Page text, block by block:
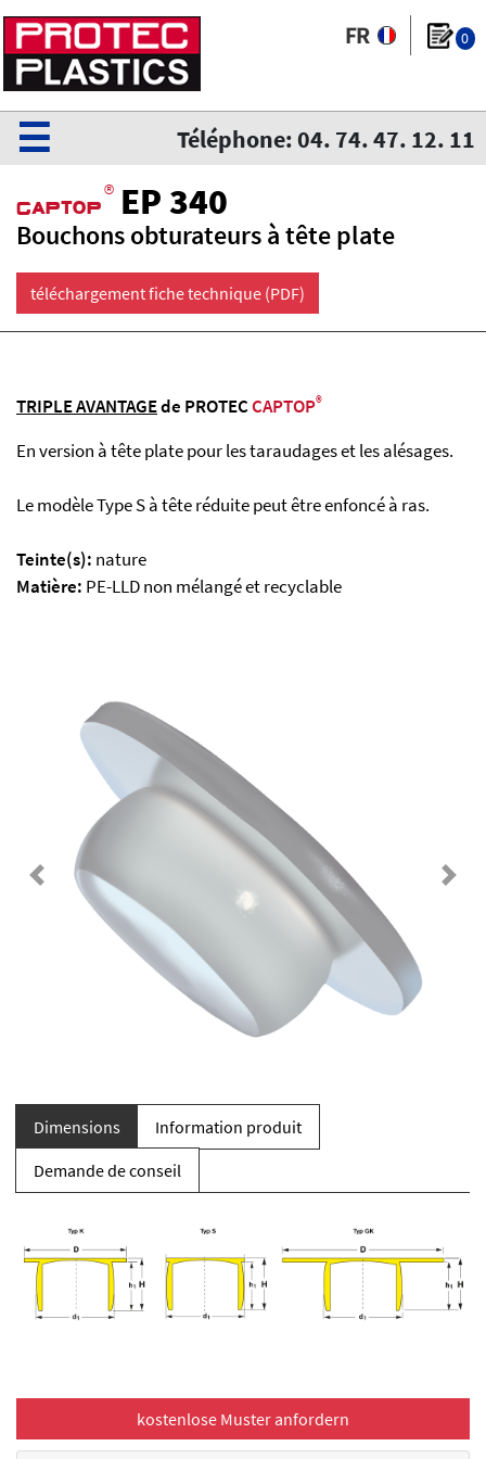
0
Téléphone: 04. 74. 47. 12. 11
☰
CaPtoP ® EP 340
Bouchons obturateurs à tête plate
téléchargement fiche technique (PDF)
TRIPLE AVANTAGEde PROTECCAPTOP®
En version à tête plate pour les taraudages et les alésages.
Le modèle Type S à tête réduite peut être enfoncé à ras.
Teinte(s): nature
Matière: PE-LLD non mélangé et recyclable
Previous Next
Dimensions
Information produit
Demande de conseil